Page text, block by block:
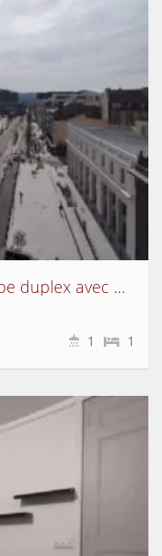
Place de jaude, Studios de type duplex avec une vue magnifique
1
1